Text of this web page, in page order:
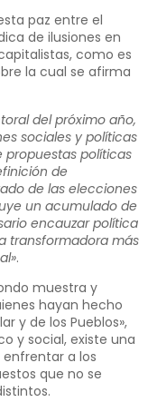
paz entre el
de ilusiones en
como es
la cual se afirma
del próximo año,
sociales y políticas
políticas
de
de las elecciones
un acumulado de
encauzar política
transformadora más
.
muestra y
hayan hecho
y de los Pueblos»,
y social, existe una
a los
que no se